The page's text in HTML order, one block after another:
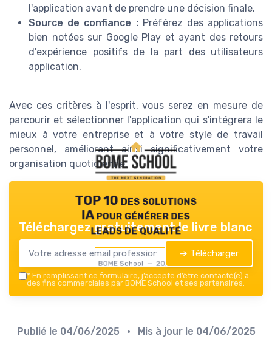
l'application avant de prendre une décision finale.
Source de confiance :Préférez des applications
bien notées sur Google Play et ayant des retours
d'expérience positifs de la part des utilisateurs
application.
Avec ces critères à l'esprit, vous serez en mesure de
parcourir et sélectionner l'application qui s'intégrera le
mieux à votre entreprise et à votre style de travail
personnel, améliorant ainsi significativement votre
organisation quotidienne.
TOP 10 des solutions
IA pour générer des
leads de qualité
BOME School — 2026
Téléchargez gratuitement le livre blanc
➔ Télécharger
* En remplissant ce formulaire, j’accepte d’être contacté(e) à
des fins commerciales par BOME School et ses partenaires.
Publié le 04/06/2025 • Mis à jour le 04/06/2025